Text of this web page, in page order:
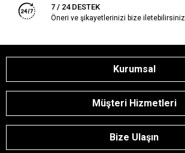
7 / 24 DESTEK
Öneri ve şikayetlerinizi bize iletebilirsiniz.
Kurumsal
Müşteri Hizmetleri
Bize Ulaşın